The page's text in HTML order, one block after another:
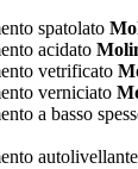
spatolato
acidato
vetrificato
verniciato
a basso
autolivellante